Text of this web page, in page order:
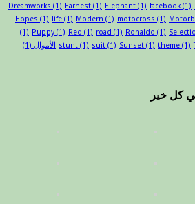
Dreamworks (1) Earnest (1) Elephant (1) facebook(1)
Hopes (1) life (1) Modern (1) motocross (1)
(1) Puppy (1) Red (1) road (1) Ronaldo (1)
stunt (1) suit (1) Sunset (1) theme (1) الأموال (1)
كل خير